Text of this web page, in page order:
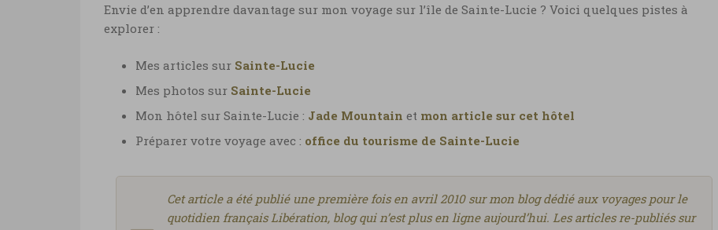
Envie d’en apprendre davantage sur mon voyage sur l’île de Sainte-Lucie ? Voici quelques pistes à
explorer :
Mes articles sur Sainte-Lucie
Mes photos sur Sainte-Lucie
Mon hôtel sur Sainte-Lucie : Jade Mountain et mon article sur cet hôtel
Préparer votre voyage avec : office du tourisme de Sainte-Lucie
Cet article a été publié une première fois en avril 2010 sur mon blog dédié aux voyages pour le
quotidien français Libération, blog qui n’est plus en ligne aujourd’hui. Les articles re-publiés sur